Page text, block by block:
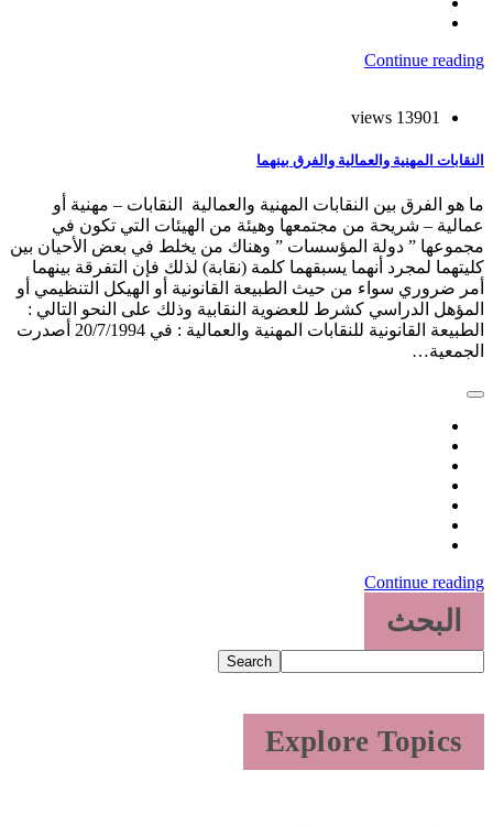
Continue reading
13901 views
النقابات المهنية والعمالية والفرق بينهما
ما هو الفرق بين النقابات المهنية والعمالية النقابات – مهنية أو
عمالية – شريحة من مجتمعها وهيئة من الهيئات التي تكون في
مجموعها ” دولة المؤسسات ” وهناك من يخلط في بعض الأحيان بين
كليتهما لمجرد أنهما يسبقهما كلمة (نقابة) لذلك فإن التفرقة بينهما
أمر ضروري سواء من حيث الطبيعة القانونية أو الهيكل التنظيمي أو
المؤهل الدراسي كشرط للعضوية النقابية وذلك على النحو التالي :
الطبيعة القانونية للنقابات المهنية والعمالية : في 20/7/1994 أصدرت
الجمعية…
Continue reading
البحث
Search
Explore Topics